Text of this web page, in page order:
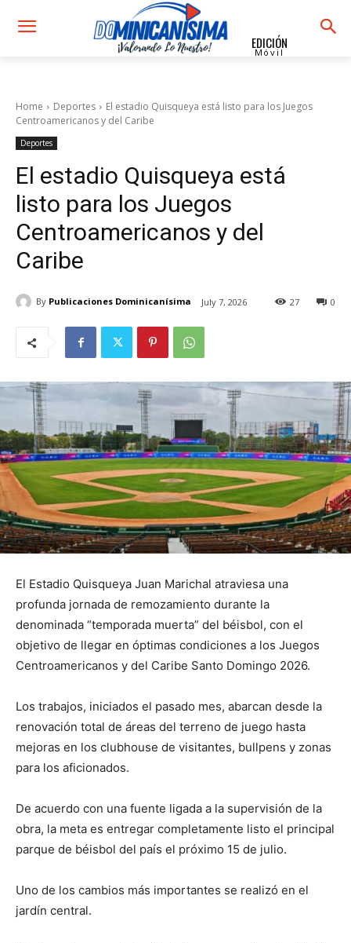
EDICIÓN
Móvil
Home Deportes
El estadio Quisqueya está listo para los Juegos
Centroamericanos y del Caribe
Deportes
El estadio Quisqueya está
listo para los Juegos
Centroamericanos y del
Caribe
By Publicaciones Dominicanísima July 7, 2026 0
27
El Estadio Quisqueya Juan Marichal atraviesa una
profunda jornada de remozamiento durante la
denominada “temporada muerta” del béisbol, con el
objetivo de llegar en óptimas condiciones a los Juegos
Centroamericanos y del Caribe Santo Domingo 2026.
Los trabajos, iniciados el pasado mes, abarcan desde la
renovación total de áreas del terreno de juego hasta
mejoras en los clubhouse de visitantes, bullpens y zonas
para los aficionados.
De acuerdo con una fuente ligada a la supervisión de la
obra, la meta es entregar completamente listo el principal
parque de béisbol del país el próximo 15 de julio.
Uno de los cambios más importantes se realizó en el
jardín central.